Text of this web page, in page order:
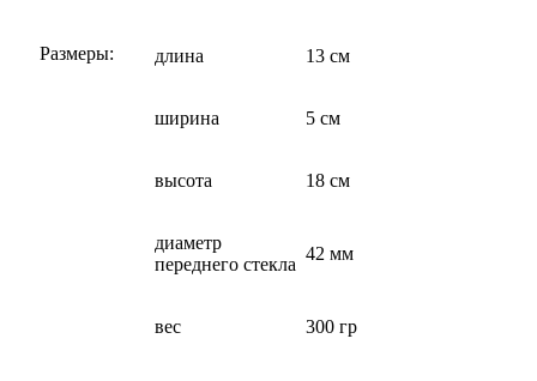
Размеры: длина 13 см
ширина 5 см
высота 18 см
диаметр
переднего стекла
42 мм
вес 300 гр